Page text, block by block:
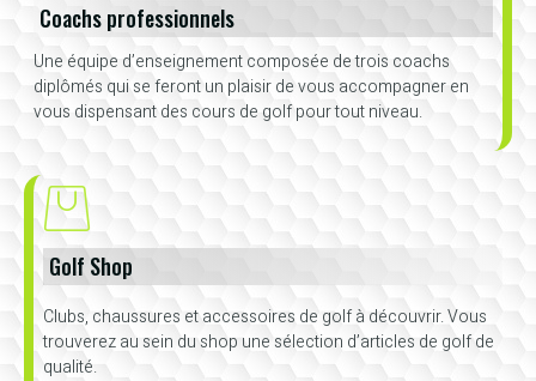
Coachs professionnels
Une équipe d’enseignement composée de trois coachs
diplômés qui se feront un plaisir de vous accompagner en
vous dispensant des cours de golf pour tout niveau.
Golf Shop
Clubs, chaussures et accessoires de golf à découvrir. Vous
trouverez au sein du shop une sélection d’articles de golf de
qualité.